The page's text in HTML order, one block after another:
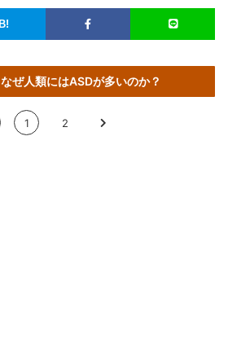
なぜ人類にはASDが多いのか？
1 2 >